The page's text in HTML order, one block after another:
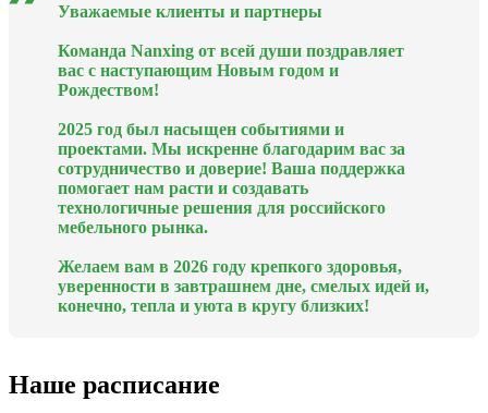
Уважаемые клиенты и партнеры
Команда Nanxing от всей души поздравляет
вас с наступающим Новым годом и
Рождеством!
2025 год был насыщен событиями и
проектами. Мы искренне благодарим вас за
сотрудничество и доверие! Ваша поддержка
помогает нам расти и создавать
технологичные решения для российского
мебельного рынка.
Желаем вам в 2026 году крепкого здоровья,
уверенности в завтрашнем дне, смелых идей и,
конечно, тепла и уюта в кругу близких!
Наше расписание